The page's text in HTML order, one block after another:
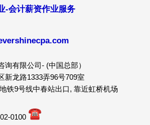
-会计薪资作业服务
询有限公司- (中国总部）
新龙路1333弄96号709室
铁9号线中春站出口, 靠近虹桥机场
0100